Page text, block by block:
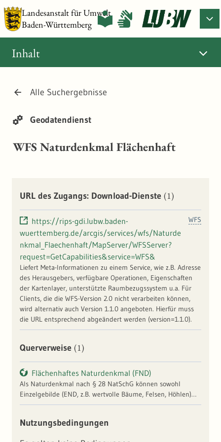
Landesanstalt für Umwelt
Baden-Württemberg
Alle Suchergebnisse
Geodatendienst
WFS Naturdenkmal Flächenhaft
Inhalt
URL des Zugangs: Download-Dienste (1)
WFS
https://rips-gdi.lubw.baden-
wuerttemberg.de/arcgis/services/wfs/Naturde
nkmal_Flaechenhaft/MapServer/WFSServer?
request=GetCapabilities&service=WFS&
Liefert Meta-Informationen zu einem Service, wie z.B. Adresse
des Herausgebers, verfügbare Operationen, Eigenschaften
der Kartenlayer, unterstützte Raumbezugssystem u.a. Für
Clients, die die WFS-Version 2.0 nicht verarbeiten können,
wird alternativ auch Version 1.1.0 angeboten. Hierfür muss
die URL entsprechend abgeändert werden (version=1.1.0).
Querverweise (1)
Flächenhaftes Naturdenkmal (FND)
Als Naturdenkmal nach § 28 NatSchG können sowohl
Einzelgebilde (END, z.B. wertvolle Bäume, Felsen, Höhlen)
als auch naturschutzwürdige Flächen bis zu 5 ha Größe
ausgewiesen werden. Ihr Schutzstatus ist mit dem eines
Nutzungsbedingungen